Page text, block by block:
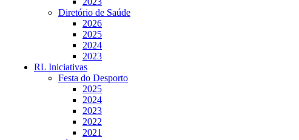
Diretório de Saúde
2026
2025
2024
2023
RL Iniciativas
Festa do Desporto
2025
2024
2023
2022
2021